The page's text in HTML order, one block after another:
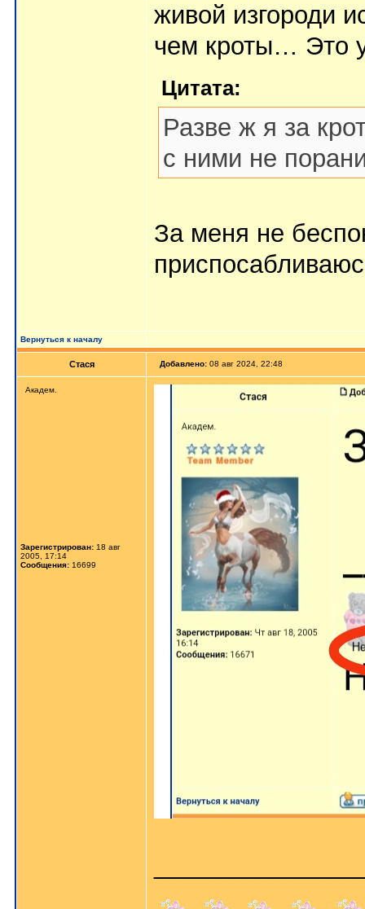
живой изгороди
чем кроты… Это
Цитата:
Разве ж я за
с ними не
За меня не
Вернуться к началу
Стася Добавлено: 08 авг 2024, 22:48
Aкaдeм.
Зарегистрирован: 18 авг
2005, 17:14
Сообщения: 16699